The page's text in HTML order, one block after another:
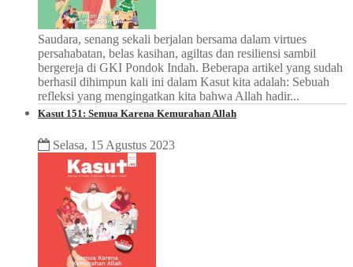
Saudara, senang sekali berjalan bersama dalam virtues
persahabatan, belas kasihan, agiltas dan resiliensi sambil
bergereja di GKI Pondok Indah. Beberapa artikel yang sudah
berhasil dihimpun kali ini dalam Kasut kita adalah: Sebuah
refleksi yang mengingatkan kita bahwa Allah hadir...
Kasut 151: Semua Karena Kemurahan Allah
Selasa, 15 Agustus 2023